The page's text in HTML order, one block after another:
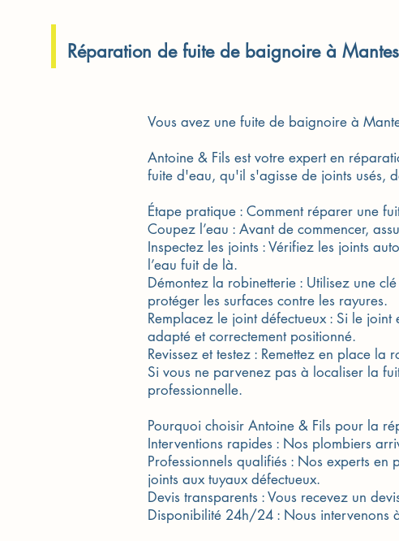
Réparation de fuite de baignoire à
Vous avez une fuite de baignoire à
Antoine & Fils est votre expert en
fuite d'eau, qu'il s'agisse de joints usés,
Étape pratique : Comment réparer une
Coupez l’eau : Avant de commencer,
Inspectez les joints : Vérifiez les joints
l’eau fuit de là.
Démontez la robinetterie : Utilisez une
protéger les surfaces contre les rayures.
Remplacez le joint défectueux : Si le
adapté et correctement positionné.
Revissez et testez : Remettez en place
Si vous ne parvenez pas à localiser la
professionnelle.
Pourquoi choisir Antoine & Fils pour la
Interventions rapides : Nos plombiers
Professionnels qualifiés : Nos experts
joints aux tuyaux défectueux.
Devis transparents : Vous recevez un
Disponibilité 24h/24 : Nous intervenons